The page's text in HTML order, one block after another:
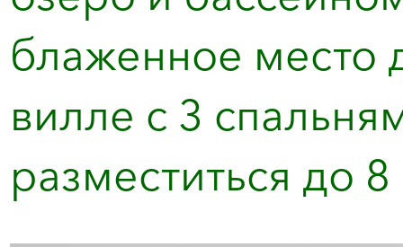
блаженное место
вилле с 3
разместиться до